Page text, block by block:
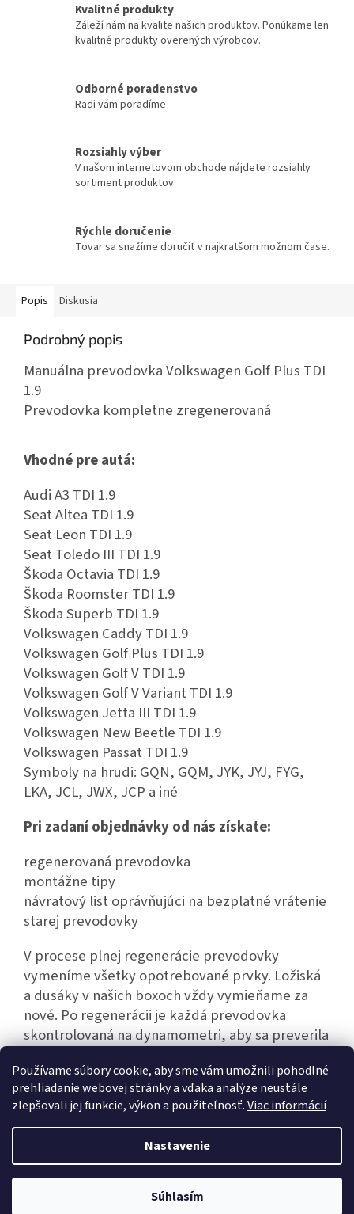
Používame súbory cookie, aby sme vám umožnili pohodlné
prehliadanie webovej stránky a vďaka analýze neustále
zlepšovali jej funkcie, výkon a použiteľnosť.Viac informácií
Nastavenie
Súhlasím
Kvalitné produkty
Záleží nám na kvalite našich produktov. Ponúkame len
kvalitné produkty overených výrobcov.
Odborné poradenstvo
Radi vám poradíme
Rozsiahly výber
V našom internetovom obchode nájdete rozsiahly
sortiment produktov
Rýchle doručenie
Tovar sa snažíme doručiť v najkratšom možnom čase.
Popis Diskusia
Podrobný popis
Manuálna prevodovka Volkswagen Golf Plus TDI
1.9
Prevodovka kompletne zregenerovaná
Vhodné pre autá:
Audi A3 TDI 1.9
Seat Altea TDI 1.9
Seat Leon TDI 1.9
Seat Toledo III TDI 1.9
Škoda Octavia TDI 1.9
Škoda Roomster TDI 1.9
Škoda Superb TDI 1.9
Volkswagen Caddy TDI 1.9
Volkswagen Golf Plus TDI 1.9
Volkswagen Golf V TDI 1.9
Volkswagen Golf V Variant TDI 1.9
Volkswagen Jetta III TDI 1.9
Volkswagen New Beetle TDI 1.9
Volkswagen Passat TDI 1.9
Symboly na hrudi: GQN, GQM, JYK, JYJ, FYG,
LKA, JCL, JWX, JCP a iné
Pri zadaní objednávky od nás získate:
regenerovaná prevodovka
montážne tipy
návratový list oprávňujúci na bezplatné vrátenie
starej prevodovky
V procese plnej regenerácie prevodovky
vymeníme všetky opotrebované prvky. Ložiská
a dusáky v našich boxoch vždy vymieňame za
nové. Po regenerácii je každá prevodovka
skontrolovaná na dynamometri, aby sa preverila
Vytvoril Shoptet
Hexim.sk. Všetky práva vyhradené.